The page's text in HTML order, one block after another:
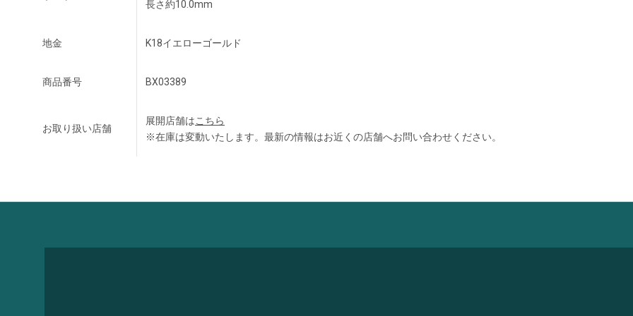
長さ約10.0mm
地金 K18イエローゴールド
商品番号 BX03389
お取り扱い店舗
展開店舗はこちら
※在庫は変動いたします。最新の情報はお近くの店舗へお問い合わせください。